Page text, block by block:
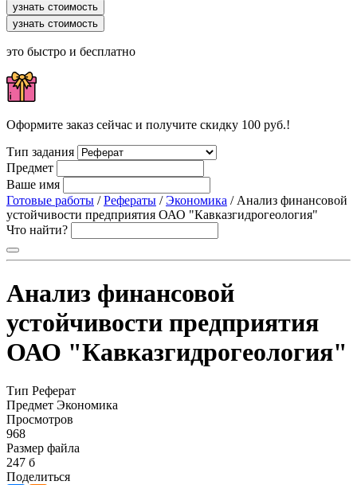
узнать стоимость
узнать стоимость
это быстро и бесплатно
Оформите заказ сейчас и получите скидку 100 руб.!
Тип задания
Предмет
Ваше имя
Готовые работы /Рефераты /Экономика / Анализ финансовой
устойчивости предприятия ОАО "Кавказгидрогеология"
Что найти?
Анализ финансовой
устойчивости предприятия
ОАО "Кавказгидрогеология"
Тип Реферат
Предмет Экономика
Просмотров
968
Размер файла
247 б
Поделиться